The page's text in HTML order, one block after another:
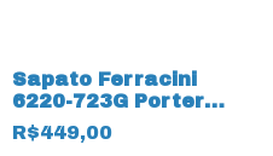
Sapato Ferracini
6220-723G Porter
19791 Hyper Fly
R$449,00